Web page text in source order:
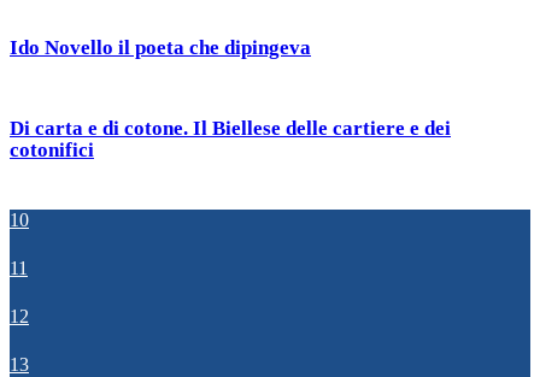
Ido Novello il poeta che dipingeva
Di carta e di cotone. Il Biellese delle cartiere e dei
cotonifici
10
11
12
13